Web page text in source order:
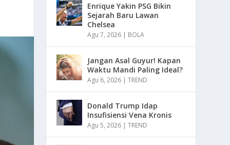
Enrique Yakin PSG Bikin
Sejarah Baru Lawan
Chelsea
Agu 7, 2026 | BOLA
Jangan Asal Guyur! Kapan
Waktu Mandi Paling Ideal?
Agu 6, 2026 |TREND
Donald Trump Idap
Insufisiensi Vena Kronis
Agu 5, 2026 |TREND